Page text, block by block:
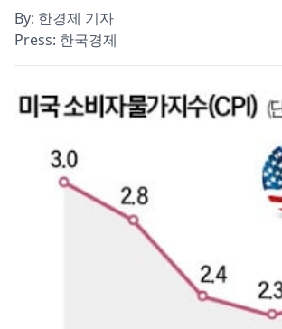
By: 한경제 기자
Press: 한국경제